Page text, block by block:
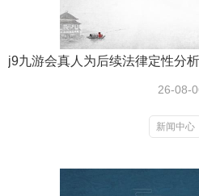
26-08-
新闻中心